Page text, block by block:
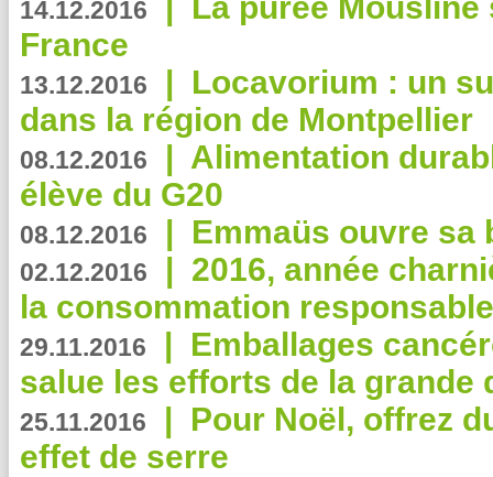
14.12.2016
France
13.12.2016 | Locavorium : un
dans la région de Montpellier
08.12.2016 | Alimentation
élève du G20
08.12.2016 | Emmaüs ouvre sa
02.12.2016 | 2016, année
la consommation
29.11.2016 | Emballages
salue les efforts de la grande
25.11.2016 | Pour Noël, offrez
effet de serre